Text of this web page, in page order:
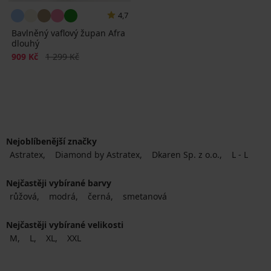
4,7
Bavlněný vaflový župan Afra
dlouhý
Sleva
909 Kč Původní cena
1 299 Kč
Nejoblíbenější značky
Astratex
Diamond by Astratex Dkaren Sp. z o.o. L - L
Nejčastěji vybírané barvy
růžová
modrá černá smetanová
Nejčastěji vybírané velikosti
M
L XL XXL